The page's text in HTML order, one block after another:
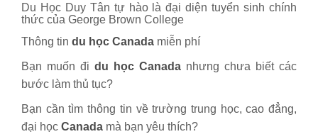
Du Học Duy Tân tự hào là đại diện tuyển sinh chính
thức của George Brown College
Thông tin du học Canada miễn phí
Bạn muốn đi du học Canada nhưng chưa biết các
bước làm thủ tục?
Bạn cần tìm thông tin về trường trung học, cao đẳng,
đại học Canada mà bạn yêu thích?